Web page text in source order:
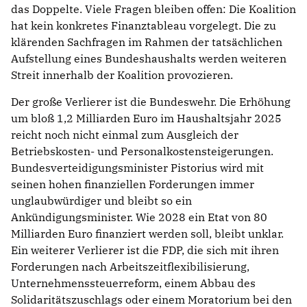
das Doppelte. Viele Fragen bleiben offen: Die Koalition
hat kein konkretes Finanztableau vorgelegt. Die zu
klärenden Sachfragen im Rahmen der tatsächlichen
Aufstellung eines Bundeshaushalts werden weiteren
Streit innerhalb der Koalition provozieren.
Der große Verlierer ist die Bundeswehr. Die Erhöhung
um bloß 1,2 Milliarden Euro im Haushaltsjahr 2025
reicht noch nicht einmal zum Ausgleich der
Betriebskosten- und Personalkostensteigerungen.
Bundesverteidigungsminister Pistorius wird mit
seinen hohen finanziellen Forderungen immer
unglaubwürdiger und bleibt so ein
Ankündigungsminister. Wie 2028 ein Etat von 80
Milliarden Euro finanziert werden soll, bleibt unklar.
Ein weiterer Verlierer ist die FDP, die sich mit ihren
Forderungen nach Arbeitszeitflexibilisierung,
Unternehmenssteuerreform, einem Abbau des
Solidaritätszuschlags oder einem Moratorium bei den